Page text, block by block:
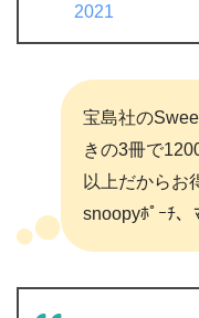
2021
宝島社の
きの3冊で
以上だからお
snoopyﾎﾟｰﾁ、